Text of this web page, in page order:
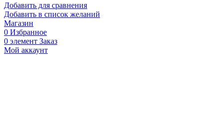
Добавить для сравнения
Добавить в список желаний
Магазин
0 Избранное
0 элемент Заказ
Мой аккаунт